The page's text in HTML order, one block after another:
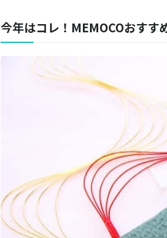
STARBUCKS／スターバックス
スターバックス オリガミ® アソート
グリル＆オードブル6点詰合せ
山本山
バラエティー海苔詰合せ
LION／ライオン
ナノックスワン PRO ギフトセット
今年はコレ！MEMOCOおすす